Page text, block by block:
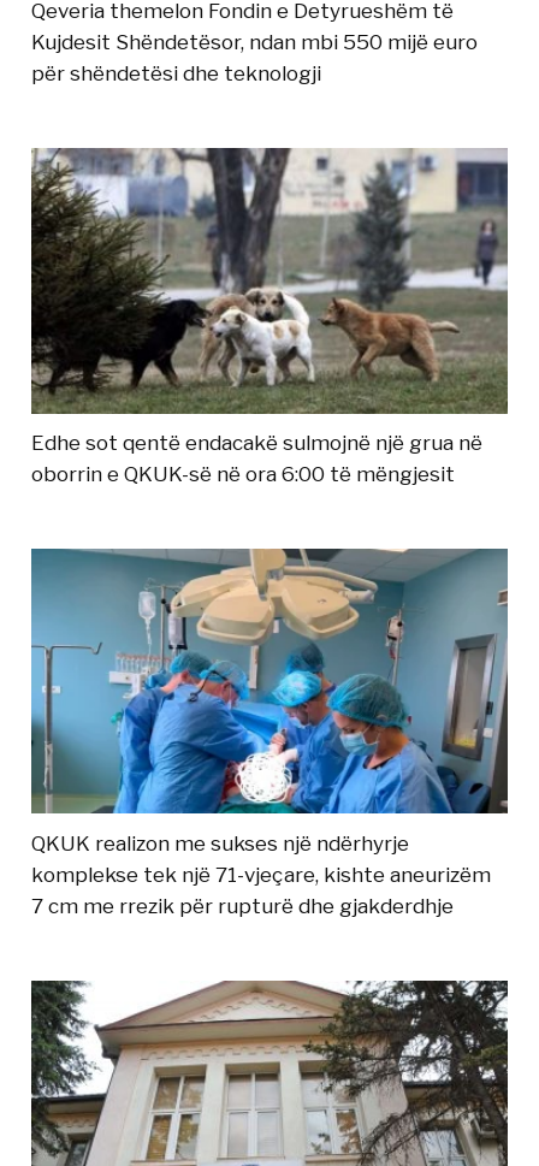
Qeveria themelon Fondin e Detyrueshëm të
Kujdesit Shëndetësor, ndan mbi 550 mijë euro
për shëndetësi dhe teknologji
Edhe sot qentë endacakë sulmojnë një grua në
oborrin e QKUK-së në ora 6:00 të mëngjesit
QKUK realizon me sukses një ndërhyrje
komplekse tek një 71-vjeçare, kishte aneurizëm
7 cm me rrezik për rupturë dhe gjakderdhje